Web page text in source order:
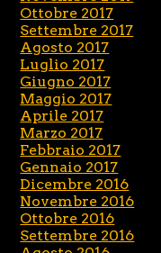
Ottobre 2017
Settembre 2017
Agosto 2017
Luglio 2017
Giugno 2017
Maggio 2017
Aprile 2017
Marzo 2017
Febbraio 2017
Gennaio 2017
Dicembre 2016
Novembre 2016
Ottobre 2016
Settembre 2016